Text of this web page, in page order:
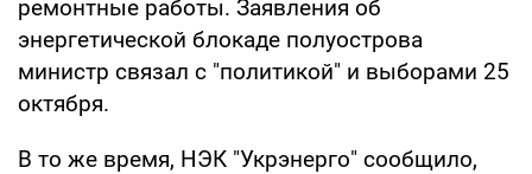
ремонтные работы. Заявления об
энергетической блокаде полуострова
министр связал с "политикой" и выборами 25
октября.
В то же время, НЭК "Укрэнерго" сообщило,